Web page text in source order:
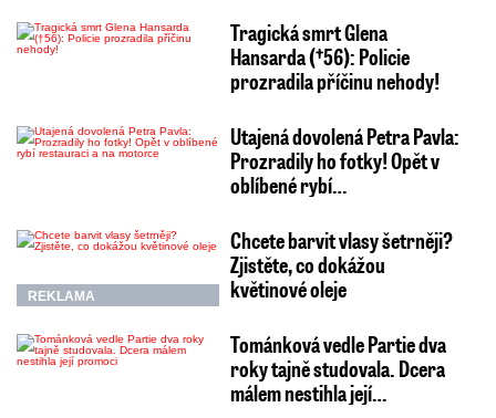
Tragická smrt Glena
Hansarda (†56): Policie
prozradila příčinu nehody!
Utajená dovolená Petra Pavla:
Prozradily ho fotky! Opět v
oblíbené rybí…
REKLAMA
Chcete barvit vlasy šetrněji?
Zjistěte, co dokážou
květinové oleje
Tománková vedle Partie dva
roky tajně studovala. Dcera
málem nestihla její…